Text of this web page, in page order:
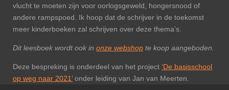
vlucht te moeten zijn voor oorlogsgeweld, hongersnood of
andere rampspoed. Ik hoop dat de schrijver in de toekomst
meer kinderboeken zal schrijven over deze thema’s.
Dit leesboek wordt ook in onze webshop te koop aangeboden.
Deze bespreking is onderdeel van het project ‘De basisschool
op weg naar 2021’onder leiding van Jan van Meerten.